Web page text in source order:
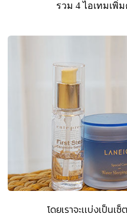
รวม 4 ไอเทมเ
โดยเราจะเเบ่งเป็น